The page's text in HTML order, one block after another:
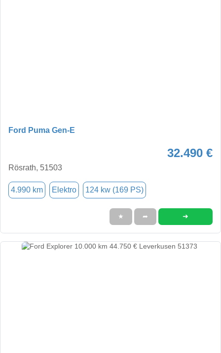
Ford Puma Gen-E
32.490 €
Rösrath, 51503
4.990 km Elektro 124 kw (169 PS)
★ ➦ ➜